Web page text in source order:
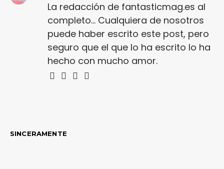
La redacción de fantasticmag.es al
completo... Cualquiera de nosotros
puede haber escrito este post, pero
seguro que el que lo ha escrito lo ha
hecho con mucho amor.
SINCERAMENTE